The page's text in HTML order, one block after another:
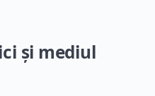
și mediul